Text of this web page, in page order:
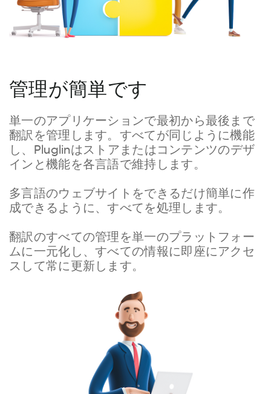
管理が簡単です
単一のアプリケーションで最初から最後まで
翻訳を管理します。すべてが同じように機能
し、Pluglinはストアまたはコンテンツのデザ
インと機能を各言語で維持します。
多言語のウェブサイトをできるだけ簡単に作
成できるように、すべてを処理します。
翻訳のすべての管理を単一のプラットフォー
ムに一元化し、すべての情報に即座にアクセ
スして常に更新します。